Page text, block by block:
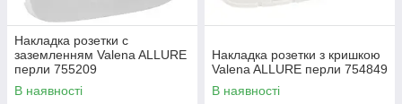
Накладка розетки с
заземленням Valena ALLURE
перли 755209
В наявності
Накладка розетки з кришкою
Valena ALLURE перли 754849
В наявності